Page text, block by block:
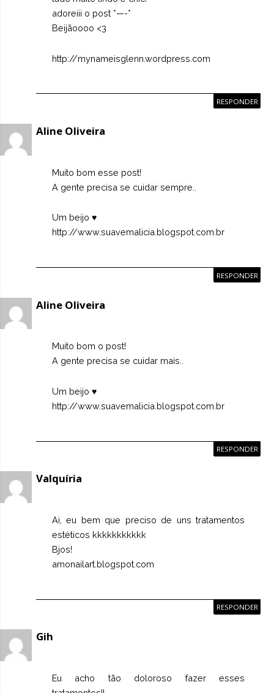
adoreiii o post *—-*
Beijãoooo <3
http://mynameisglenn.wordpress.com
RESPONDER
Aline Oliveira
Muito bom esse post!
A gente precisa se cuidar sempre..
Um beijo ♥
http://www.suavemalicia.blogspot.com.br
RESPONDER
Aline Oliveira
Muito bom o post!
A gente precisa se cuidar mais..
Um beijo ♥
http://www.suavemalicia.blogspot.com.br
RESPONDER
Valquíria
Ai, eu bem que preciso de uns tratamentos
estéticos kkkkkkkkkkk
Bjos!
amonailart.blogspot.com
RESPONDER
Gih
Eu acho tão doloroso fazer esses